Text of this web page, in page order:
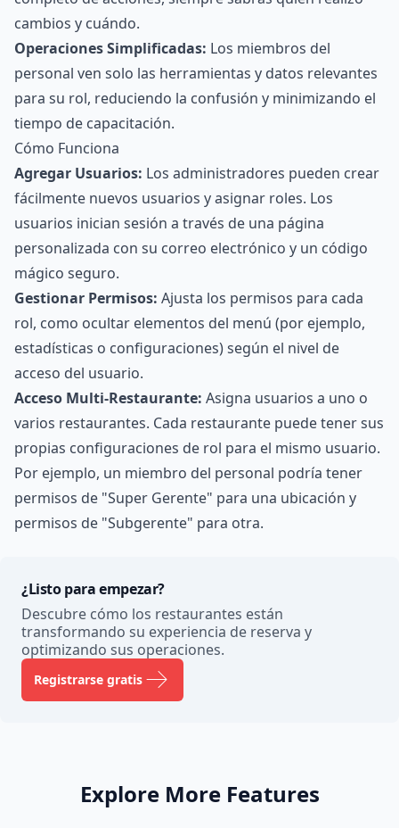
cambios y cuándo.
Operaciones Simplificadas: Los miembros del
personal ven solo las herramientas y datos relevantes
para su rol, reduciendo la confusión y minimizando el
tiempo de capacitación.
Cómo Funciona
Agregar Usuarios: Los administradores pueden crear
fácilmente nuevos usuarios y asignar roles. Los
usuarios inician sesión a través de una página
personalizada con su correo electrónico y un código
mágico seguro.
Gestionar Permisos: Ajusta los permisos para cada
rol, como ocultar elementos del menú (por ejemplo,
estadísticas o configuraciones) según el nivel de
acceso del usuario.
Acceso Multi-Restaurante: Asigna usuarios a uno o
varios restaurantes. Cada restaurante puede tener sus
propias configuraciones de rol para el mismo usuario.
Por ejemplo, un miembro del personal podría tener
permisos de "Super Gerente" para una ubicación y
permisos de "Subgerente" para otra.
¿Listo para empezar?
Descubre cómo los restaurantes están
transformando su experiencia de reserva y
optimizando sus operaciones.
Registrarse gratis
Explore More Features